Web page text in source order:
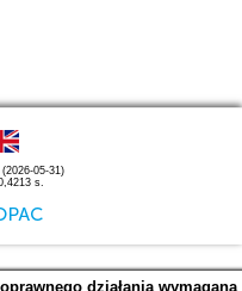
05-31)
s.
działania wymagana